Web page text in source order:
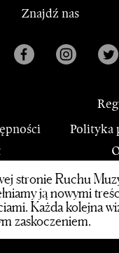
Znajdź nas
Polityka
PWM
Wydawnictwo
stronie Ruchu
ją nowymi
Każda kolejna
zaskoczeniem.